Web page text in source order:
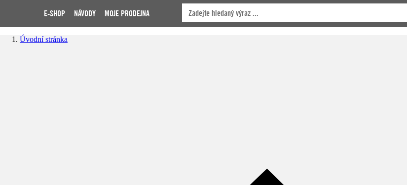
E-SHOP NÁVODY MOJE PRODEJNA
Úvodní stránka